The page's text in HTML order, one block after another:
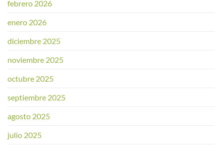
febrero 2026
enero 2026
diciembre 2025
noviembre 2025
octubre 2025
septiembre 2025
agosto 2025
julio 2025